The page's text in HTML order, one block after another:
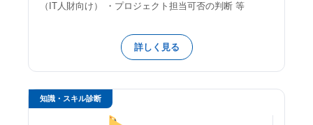
（IT人財向け） ・プロジェクト担当可否の判断 等
詳しく見る
知識・スキル診断